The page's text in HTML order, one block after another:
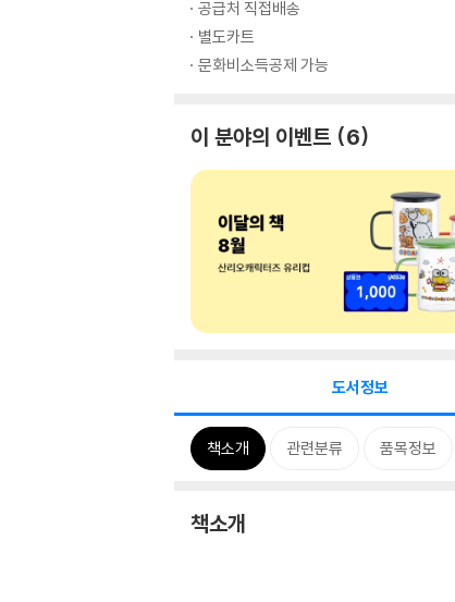
공급처 직접배송
별도카트
문화비소득공제 가능
이 분야의 이벤트 6
도서정보
책소개 관련분류 품목정보
책소개